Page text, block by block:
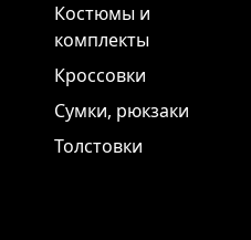
Костюмы и
комплекты
Кроссовки
Сумки, рюкзаки
Толстовки